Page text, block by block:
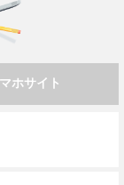
ホサイト